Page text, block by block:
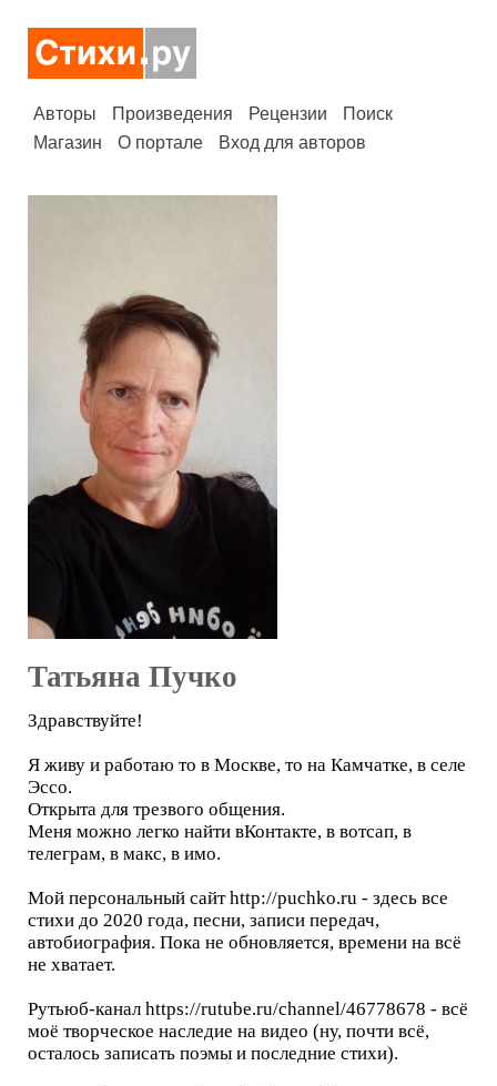
Авторы Произведения Рецензии
Поиск
Магазин
О портале Вход для авторов
Татьяна Пучко
Здравствуйте!
Я живу и работаю то в Москве, то на Камчатке, в селе
Эссо.
Открыта для трезвого общения.
Меня можно легко найти вКонтакте, в вотсап, в
телеграм, в макс, в имо.
Мой персональный сайт http://puchko.ru - здесь все
стихи до 2020 года, песни, записи передач,
автобиография. Пока не обновляется, времени на всё
не хватает.
Рутьюб-канал https://rutube.ru/channel/46778678 - всё
моё творческое наследие на видео (ну, почти всё,
осталось записать поэмы и последние стихи).